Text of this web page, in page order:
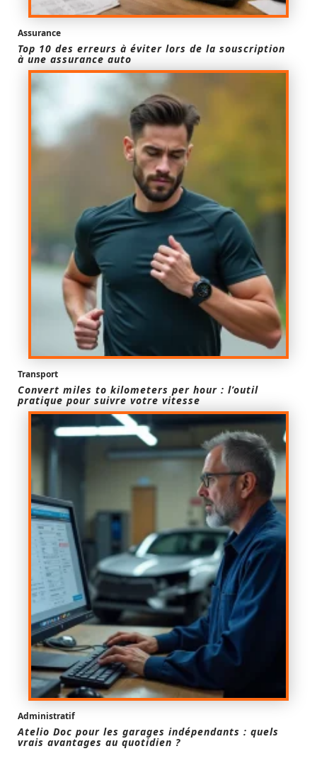
Assurance
Top 10 des erreurs à éviter lors de la souscription
à une assurance auto
Transport
Convert miles to kilometers per hour : l’outil
pratique pour suivre votre vitesse
Administratif
Atelio Doc pour les garages indépendants : quels
vrais avantages au quotidien ?